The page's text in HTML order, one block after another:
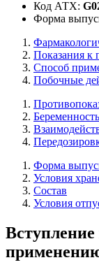
Код АТХ:
Форма
Показания к
Способ
Побочные
Форма
Условия
Состав
Условия